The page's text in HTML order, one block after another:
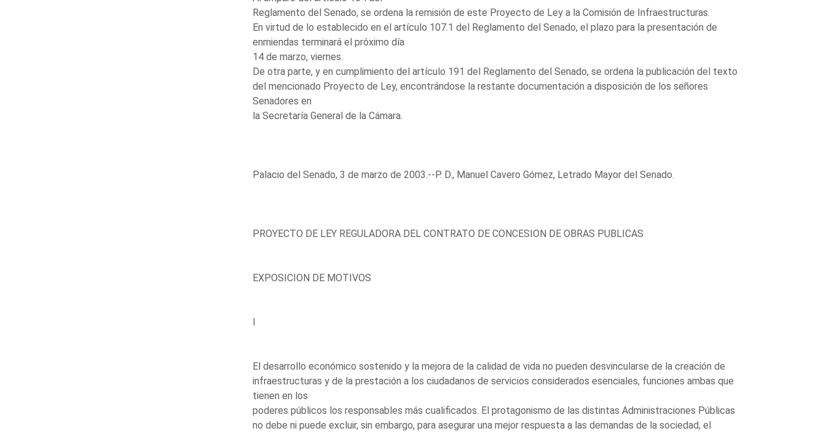
Reglamento del Senado, se ordena la remisión de este Proyecto de Ley a la Comisión de Infraestructuras.
En virtud de lo establecido en el artículo 107.1 del Reglamento del Senado, el plazo para la presentación de
enmiendas terminará el próximo día
14 de marzo, viernes.
De otra parte, y en cumplimiento del artículo 191 del Reglamento del Senado, se ordena la publicación del texto
del mencionado Proyecto de Ley, encontrándose la restante documentación a disposición de los señores
Senadores en
la Secretaría General de la Cámara.
Palacio del Senado, 3 de marzo de 2003.--P. D., Manuel Cavero Gómez, Letrado Mayor del Senado.
PROYECTO DE LEY REGULADORA DEL CONTRATO DE CONCESION DE OBRAS PUBLICAS
EXPOSICION DE MOTIVOS
I
El desarrollo económico sostenido y la mejora de la calidad de vida no pueden desvincularse de la creación de
infraestructuras y de la prestación a los ciudadanos de servicios considerados esenciales, funciones ambas que
tienen en los
poderes públicos los responsables más cualificados. El protagonismo de las distintas Administraciones Públicas
no debe ni puede excluir, sin embargo, para asegurar una mejor respuesta a las demandas de la sociedad, el